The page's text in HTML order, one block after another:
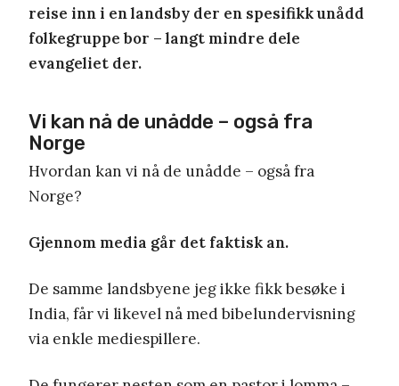
reise inn i en landsby der en spesifikk unådd
folkegruppe bor – langt mindre dele
evangeliet der.
Vi kan nå de unådde – også fra
Norge
Hvordan kan vi nå de unådde – også fra
Norge?
Gjennom media går det faktisk an.
De samme landsbyene jeg ikke fikk besøke i
India, får vi likevel nå med bibelundervisning
via enkle mediespillere.